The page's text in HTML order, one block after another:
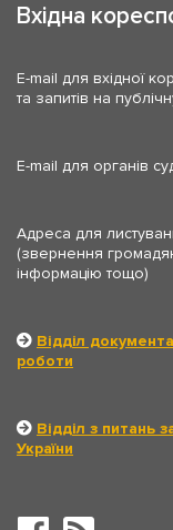
Вхідна
E-mail для вхідної
та запитів на
E-mail для органів
Адреса для
(звернення
інформацію тощо)
Відділ
роботи
Відділ з питань
України